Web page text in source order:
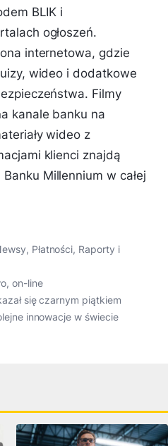
BLIK i
ogłoszeń.
internetowa, gdzie
wideo i dodatkowe
Filmy
kanale banku na
wideo z
klienci znajdą
Millennium w całej
, Płatności, Raporty i
, on-line
się czarnym piątkiem
innowacje w świecie